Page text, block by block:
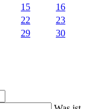
15
16
22
23
29
30